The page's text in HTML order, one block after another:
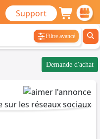
Support
Filtre avancé
Demande d'achat